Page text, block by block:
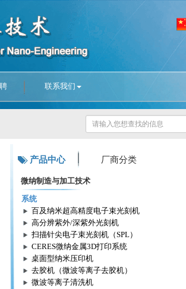
联系我们
产品中心 厂商分类
微纳制造与加工技术
系统
百及纳米超高精度电子束光刻机
高分辨紫外/深紫外光刻机
扫描针尖电子束光刻机（SPL）
CERES微纳金属3D打印系统
桌面型纳米压印机
去胶机（微波等离子去胶机）
微波等离子清洗机